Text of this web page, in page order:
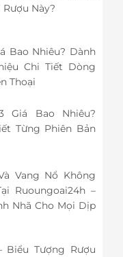
Này?
Bao Nhiêu? Dành
Chi Tiết Dòng
Thoại
Giá Bao Nhiêu?
Từng Phiên Bản
Vang Nổ Không
Ruoungoai24h –
Nhã Cho Mọi Dịp
Biểu Tượng Rượu